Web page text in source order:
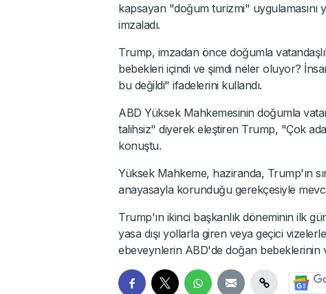
kapsayan "doğum turizmi"
imzaladı.
Trump, imzadan önce doğumla
bebekleri içindi ve şimdi neler oluyor?
bu değildi" ifadelerini kullandı.
ABD Yüksek Mahkemesinin doğumla
talihsiz" diyerek eleştiren Trump, "Çok
konuştu.
Yüksek Mahkeme, haziranda, Trump'ın
anayasayla korunduğu gerekçesiyle
Trump'ın ikinci başkanlık döneminin ilk
yasa dışı yollarla giren veya geçici
ebeveynlerin ABD'de doğan bebeklerinin